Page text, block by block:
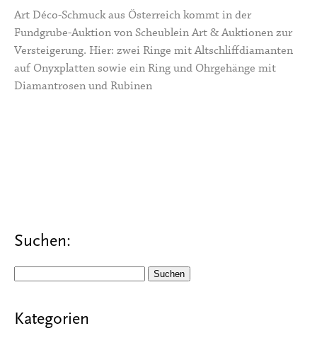
Art Déco-Schmuck aus Österreich kommt in der
Fundgrube-Auktion von Scheublein Art & Auktionen zur
Versteigerung. Hier: zwei Ringe mit Altschliffdiamanten
auf Onyxplatten sowie ein Ring und Ohrgehänge mit
Diamantrosen und Rubinen
Suchen:
Kategorien